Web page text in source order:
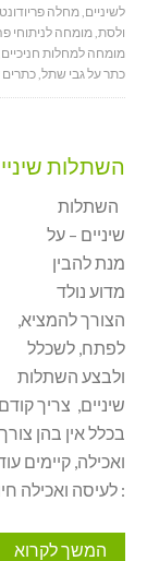
לשיניים,מחלה
ולסת,מומחה לניתוחי
מומחה למחלות חניכיים
כתר על גבי שתל,כתרים
השתלות
השתלות
שיניים – על
מנת להבין
מדוע נולד
הצורך להמציא,
לפתח, לשכלל
ולבצע השתלות
שיניים, צריך
בכלל אין בהן
ואכילה, קיימים
: לעיסה ואכילה
המשך לקרוא